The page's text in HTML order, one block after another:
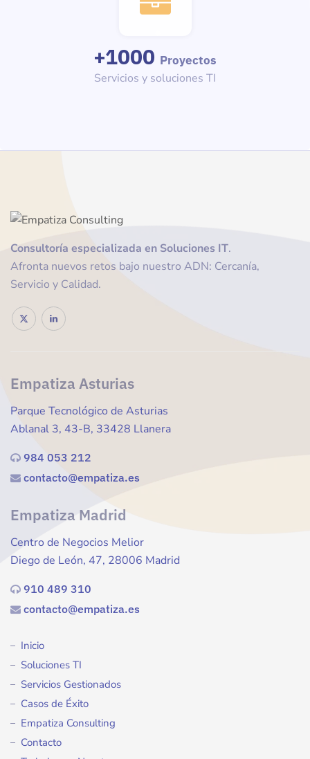
+1000 Proyectos
Servicios y soluciones TI
Consultoría especializada en Soluciones IT.
Afronta nuevos retos bajo nuestro ADN: Cercanía,
Servicio y Calidad.
Empatiza Asturias
Parque Tecnológico de Asturias
Ablanal 3, 43-B, 33428 Llanera
984 053 212
contacto@empatiza.es
Empatiza Madrid
Centro de Negocios Melior
Diego de León, 47, 28006 Madrid
910 489 310
contacto@empatiza.es
Inicio
Soluciones TI
Servicios Gestionados
Casos de Éxito
Empatiza Consulting
Contacto